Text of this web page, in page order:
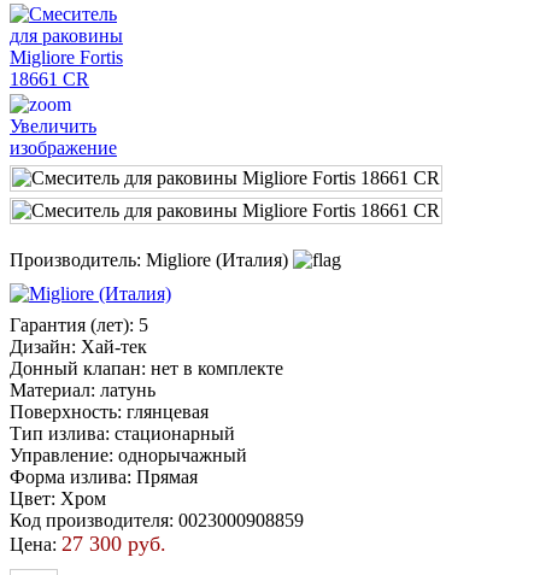
Увеличить
изображение
Производитель: Migliore (Италия)
Гарантия (лет): 5
Дизайн: Хай-тек
Донный клапан: нет в комплекте
Материал: латунь
Поверхность: глянцевая
Тип излива: стационарный
Управление: однорычажный
Форма излива: Прямая
Цвет: Хром
Код производителя: 0023000908859
Цена: 27 300 руб.